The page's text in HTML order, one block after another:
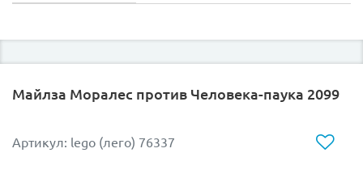
Майлза Моралес против Человека-паука 2099
Артикул: lego (лего) 76337